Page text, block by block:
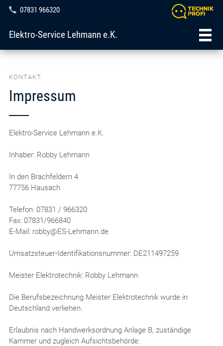
07831 966320
Elektro-Service Lehmann e.K.
KONTAKT
Impressum
Elektro-Service Lehmann e.K.
Inhaber: Robby Lehmann
In den Brachfeldern 4
77756 Hausach
Telefon: 07831 / 966320
Fax: 07831/966840
E-Mail: robby@ES-Lehmann.de
Umsatzsteuer-Identifikationsnummer: DE211497259
Meister Elektrotechnik: Robby Lehmann
Die Berufsbezeichnung Meister Elektrotechnik wurde in
Deutschland verliehen.
Erlaubnis nach Handwerksordnung Anlage B, zuständige
Kammer und zugleich Aufsichtsbehörde: